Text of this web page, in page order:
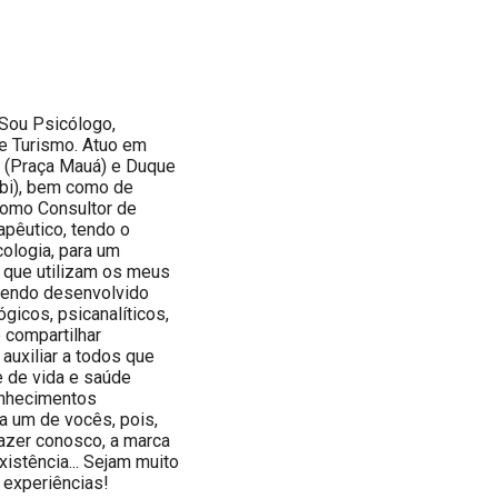
Psicólogo,
Turismo. Atuo em
Mauá) e Duque
bem como de
Consultor de
tendo o
para um
utilizam os meus
desenvolvido
psicanalíticos,
a todos que
de vida e saúde
um de vocês, pois,
conosco, a marca
Sejam muito